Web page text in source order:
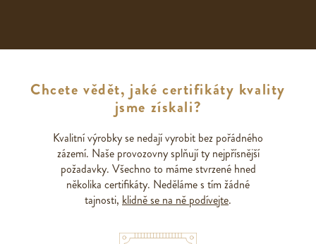
Chcete vědět, jaké certifikáty kvality
jsme získali?
Kvalitní výrobky se nedají vyrobit bez pořádného
zázemí. Naše provozovny splňují ty nejpřísnější
požadavky. Všechno to máme stvrzené hned
několika certifikáty. Neděláme s tím žádné
tajnosti, klidně se na ně podívejte.